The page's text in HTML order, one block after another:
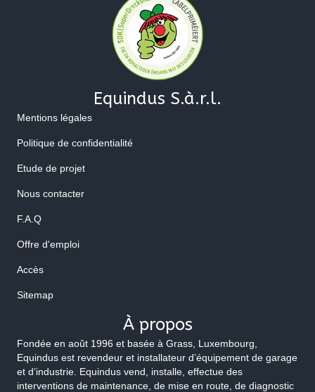
Equindus S.à.r.l.
Mentions légales
Politique de confidentialité
Etude de projet
Nous contacter
F.A.Q
Offre d'emploi
Accès
Sitemap
À propos
Fondée en août 1996 et basée à Grass, Luxembourg,
Equindus est revendeur et installateur d’équipement de garage
et d’industrie. Equindus vend, installe, effectue des
interventions de maintenance, de mise en route, de diagnostic